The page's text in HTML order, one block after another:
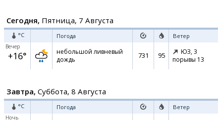
Сегодня, Пятница, 7 Августа
°C Погода Ветер
Вечер
+16°
небольшой ливневый
дождь
731 95 ЮЗ, 3
порывы 13
Завтра, Суббота, 8 Августа
°C Погода Ветер
Ночь